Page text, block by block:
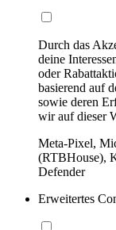
Durch das
deine
oder
basierend auf
sowie deren
wir auf dieser
Meta-Pixel,
(RTBHouse),
Defender
Erweitertes